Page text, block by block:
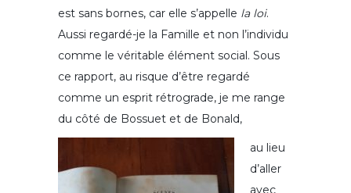
est sans bornes, car elle s’appelle la loi.
Aussi regardé-je la Famille et non l’individu
comme le véritable élément social. Sous
ce rapport, au risque d’être regardé
comme un esprit rétrograde, je me range
du côté de Bossuet et de Bonald,
au lieu
d’aller
avec